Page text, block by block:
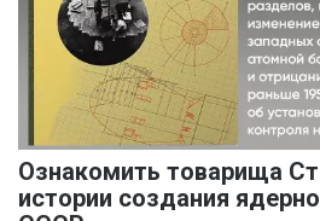
Ознакомить товарища
истории создания